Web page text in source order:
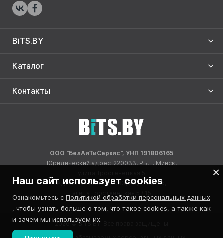
BiTS.BY
Каталог
Контакты
ООО "БелАйТиСервис", УНП 191806165
Юридический адрес: 220033, РБ, г. Минск,
Адрес склада: 220033, РБ, г. Минск,
улица Тростенецкая 5 / 15
2026 © BITS.BY. Все права защищены
Наш сайт использует cookies
Ознакомьтесь с Политикой обработки персональных данных
, чтобы узнать больше о том, что такое cookies, а также как
и зачем мы используем их.